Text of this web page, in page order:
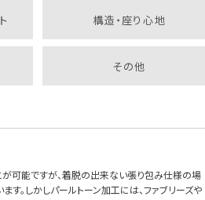
構造・座り心地
その他
が可能ですが、着脱の出来ない張り包み仕様の場
。しかしパールトーン加工には、ファブリーズや